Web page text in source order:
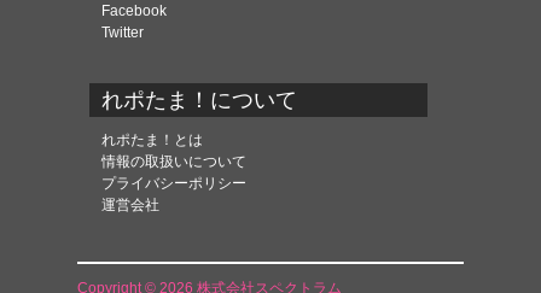
Facebook
Twitter
れポたま！について
れポたま！とは
情報の取扱いについて
プライバシーポリシー
運営会社
Copyright © 2026 株式会社スペクトラム